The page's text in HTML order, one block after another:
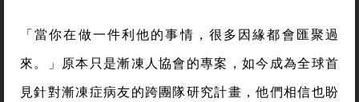
「當你在做一件利他的事情，很多因緣都會匯聚過
來。」原本只是漸凍人協會的專案，如今成為全球首
見針對漸凍症病友的跨團隊研究計畫，他們相信也盼